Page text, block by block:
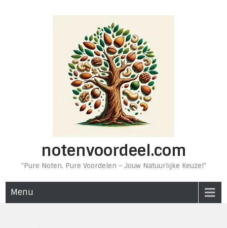
notenvoordeel.com
"Pure Noten, Pure Voordelen – Jouw Natuurlijke Keuze!"
Menu